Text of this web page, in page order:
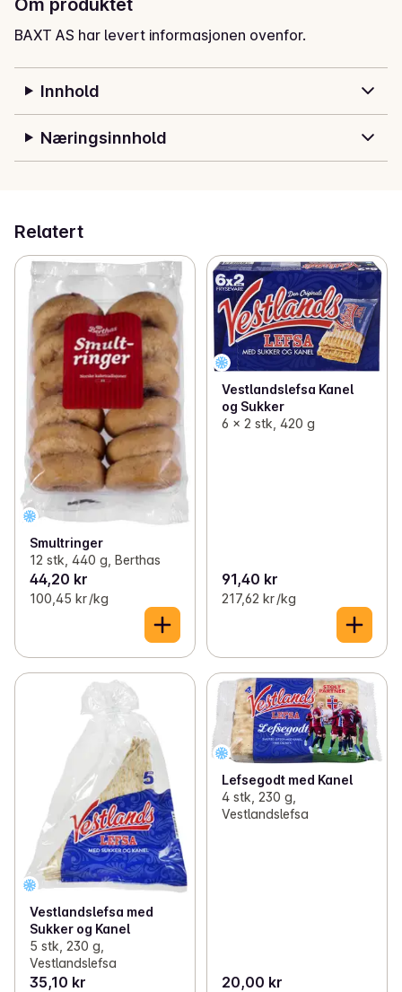
BAXT AS har levert informasjonen ovenfor.
Innhold
Næringsinnhold
Relatert
Smultringer
12 stk, 440 g, Berthas
44,20 kr
100,45 kr /kg
Vestlandslefsa Kanel
og Sukker
6 x 2 stk, 420 g
91,40 kr
217,62 kr /kg
Vestlandslefsa med
Sukker og Kanel
5 stk, 230 g,
Vestlandslefsa
35,10 kr
Lefsegodt med Kanel
4 stk, 230 g,
Vestlandslefsa
20,00 kr